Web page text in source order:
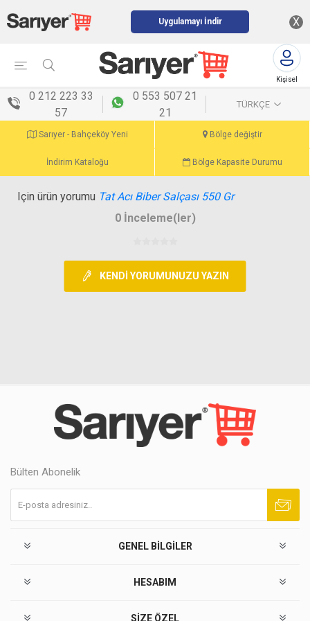
Uygulamayı İndir X
Kişisel
0 212 223 33
57
0 553 507 21
21
TÜRKÇE
Sarıyer - Bahçeköy Yeni Bölge değiştir
İndirim Kataloğu Bölge Kapasite Durumu
Için ürün yorumu Tat Acı Biber Salçası 550 Gr
0 İnceleme(ler)
KENDI YORUMUNUZU YAZIN
Bülten Abonelik
GENEL BILGILER
HESABIM
SIZE ÖZEL